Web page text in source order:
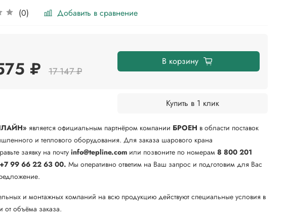
(0) Добавить в сравнение
₽ 17 147 ₽
В корзину
Купить в 1 клик
является официальным партнёром компании БРОЕН в области поставок
и теплового оборудования. Для заказа шарового крана
заявку на почту info@tepline.com или позвоните по номерам 8 800 201
+7 99 66 22 63 00. Мы оперативно ответим на Ваш запрос и подготовим для Вас
и монтажных компаний на всю продукцию действуют специальные условия в
от объёма заказа.